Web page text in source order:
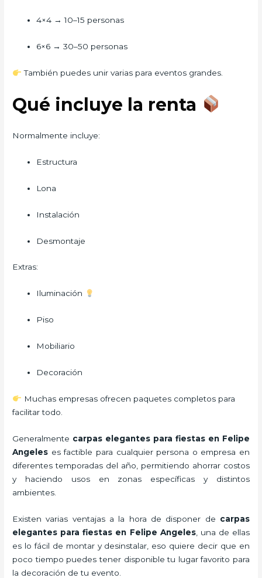
4×4 → 10–15 personas
6×6 → 30–50 personas
También puedes unir varias para eventos grandes.
Qué incluye la renta
Normalmente incluye:
Estructura
Lona
Instalación
Desmontaje
Extras:
Iluminación
Piso
Mobiliario
Decoración
Muchas empresas ofrecen paquetes completos para
facilitar todo.
Generalmente carpas elegantes para fiestas en Felipe
Angeles es factible para cualquier persona o empresa en
diferentes temporadas del año, permitiendo ahorrar costos
y haciendo usos en zonas específicas y distintos
ambientes.
Existen varias ventajas a la hora de disponer de carpas
elegantes para fiestas en Felipe Angeles, una de ellas
es lo fácil de montar y desinstalar, eso quiere decir que en
poco tiempo puedes tener disponible tu lugar favorito para
la decoración de tu evento.